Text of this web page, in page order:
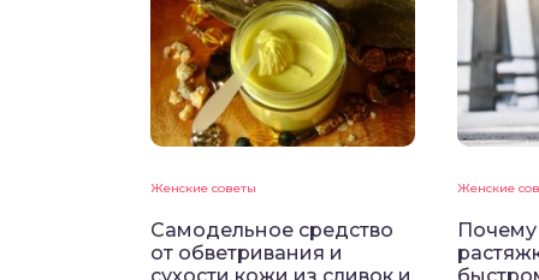
Женские советы
Самодельное средство
от обветривания и
Женские
Почему